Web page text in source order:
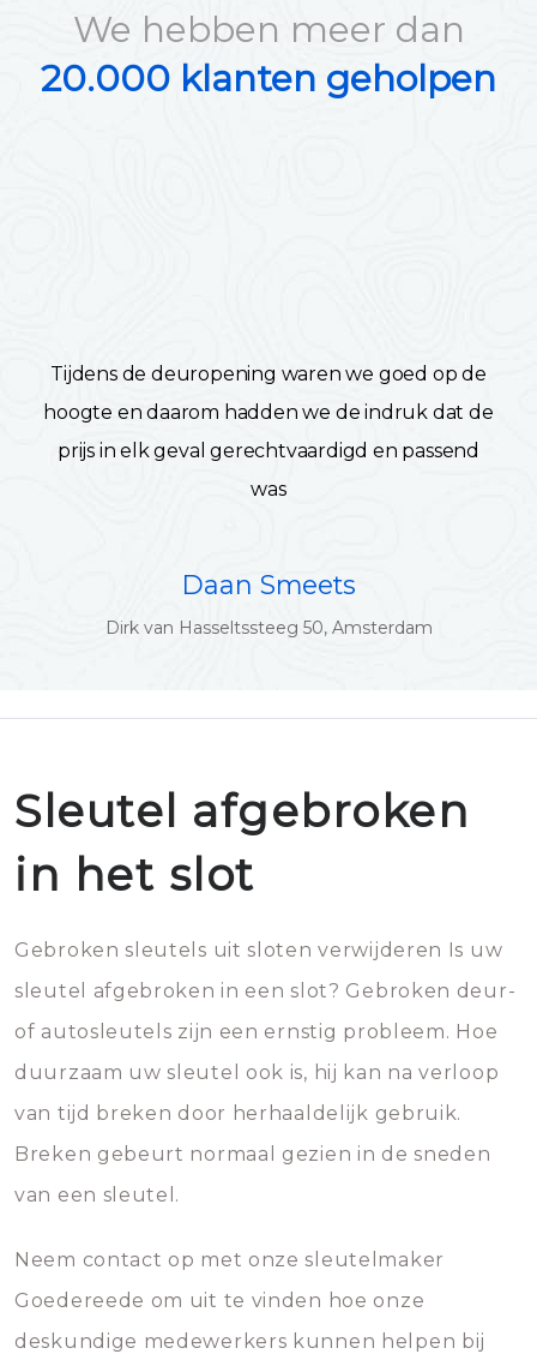
We hebben meer dan
20.000 klanten geholpen
Tijdens de deuropening waren we goed op de
hoogte en daarom hadden we de indruk dat de
prijs in elk geval gerechtvaardigd en passend
was
Daan Smeets
Dirk van Hasseltssteeg 50, Amsterdam
Sleutel afgebroken
in het slot
Gebroken sleutels uit sloten verwijderen Is uw
sleutel afgebroken in een slot? Gebroken deur-
of autosleutels zijn een ernstig probleem. Hoe
duurzaam uw sleutel ook is, hij kan na verloop
van tijd breken door herhaaldelijk gebruik.
Breken gebeurt normaal gezien in de sneden
van een sleutel.
Neem contact op met onze sleutelmaker
Goedereede om uit te vinden hoe onze
deskundige medewerkers kunnen helpen bij